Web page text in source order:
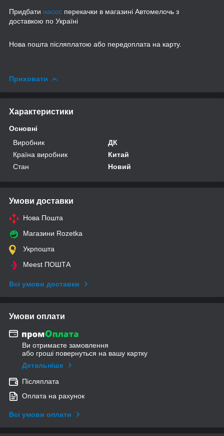
Придбати насос перекачки в магазині Автомелочь з
доставкою по Україні
Нова пошта післяплатою або передоплата на карту.
Приховати
Характеристики
Основні
Виробник
ДК
Країна виробник
Китай
Стан
Новий
Умови доставки
Нова Пошта
Магазини Rozetka
Укрпошта
Meest ПОШТА
Всі умови доставки
Умови оплати
Ви отримаєте замовлення
або гроші повернуться на вашу картку
Детальніше
Післяплата
Оплата на рахунок
Всі умови оплати